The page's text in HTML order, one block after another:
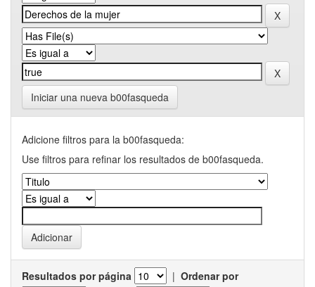
Iniciar una nueva b00fasqueda
Adicione filtros para la b00fasqueda:
Use filtros para refinar los resultados de b00fasqueda.
Resultados por página | Ordenar por